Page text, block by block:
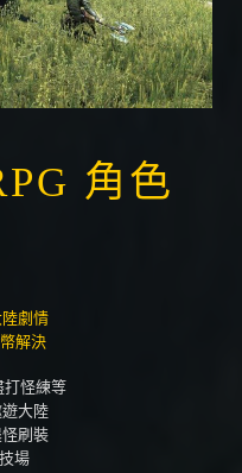
角色
劇情
解決
打怪練等
大陸
刷裝
場